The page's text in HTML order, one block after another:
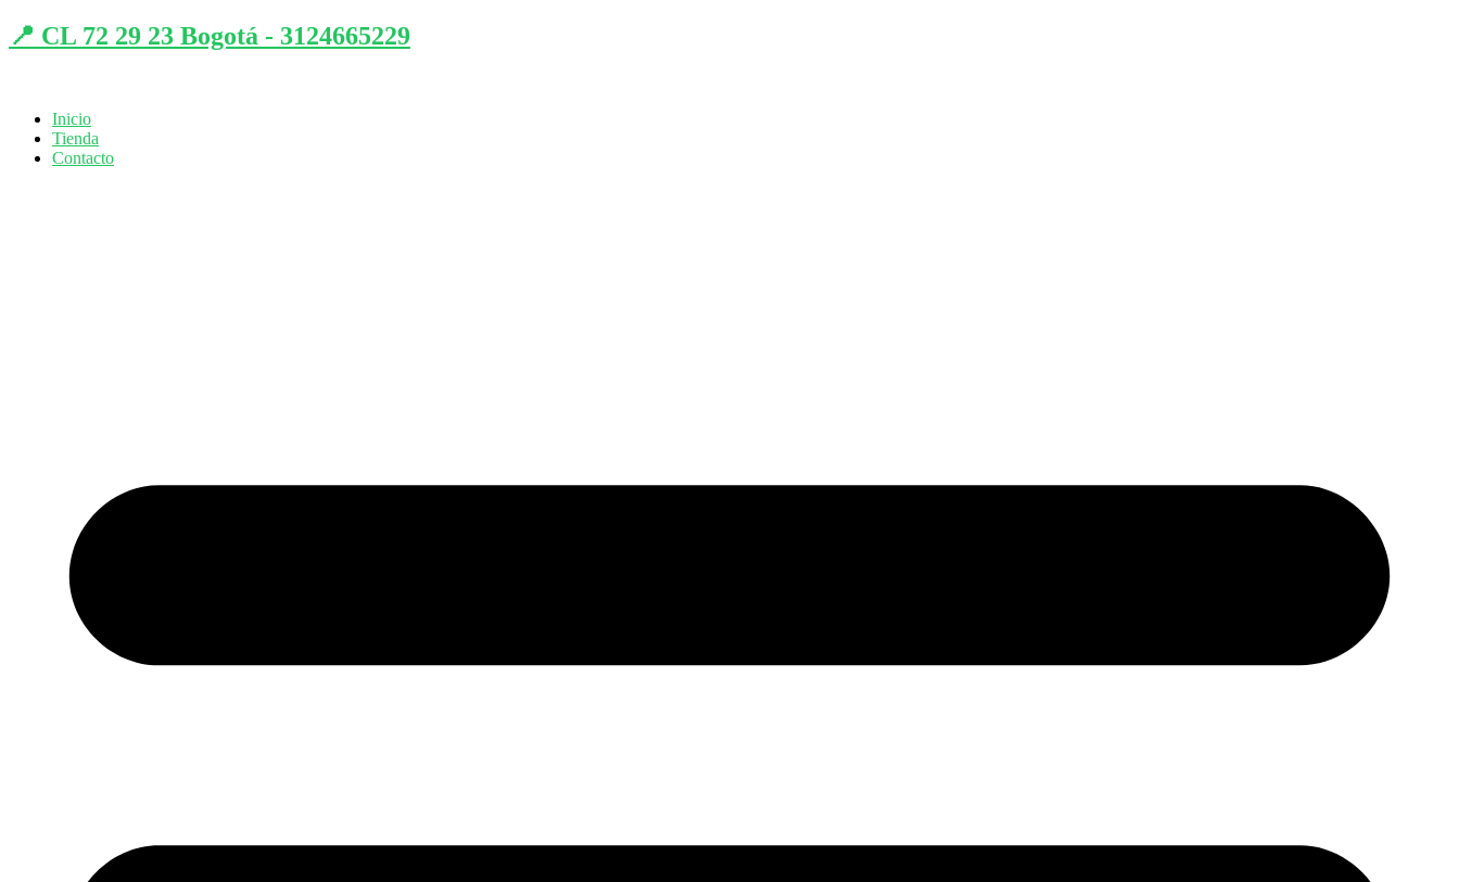
📍 CL 72 29 23 Bogotá - 3124665229
Inicio
Tienda
Contacto